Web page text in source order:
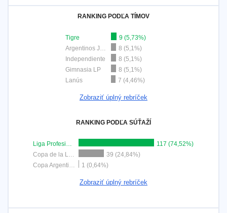
RANKING PODĽA TÍMOV
Tigre
9 (5,73%)
Argentinos Juniors
8 (5,1%)
Independiente
8 (5,1%)
Gimnasia LP
8 (5,1%)
Lanús
7 (4,46%)
Zobraziť úplný rebríček
RANKING PODĽA SÚŤAŽÍ
Liga Profesional
117 (74,52%)
Copa de la Liga Argentina
39 (24,84%)
Copa Argentina
1 (0,64%)
Zobraziť úplný rebríček